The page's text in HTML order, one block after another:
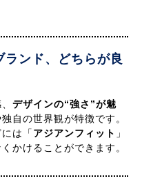
ンド、どちらが良
デザインの“強さ”が魅
自の世界観が特徴です。
は「 アジアンフィット 」
かけることができます。